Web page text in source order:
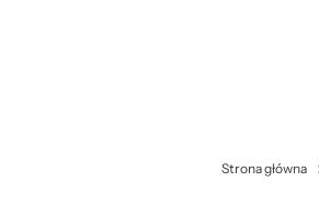
Strona główna